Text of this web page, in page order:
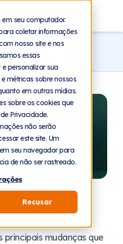
seu computador.
coletar informações
nosso site e nos
essas
personalizar sua
métricas sobre nossos
em outras mídias.
sobre os cookies que
Privacidade.
não serão
este site. Um
seu navegador para
de não ser rastreado.
Recusar
do
o que muda e
mudanças que